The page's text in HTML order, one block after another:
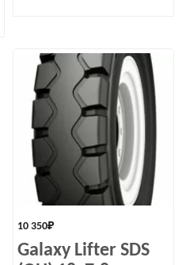
10 350₽
Galaxy Lifter SDS